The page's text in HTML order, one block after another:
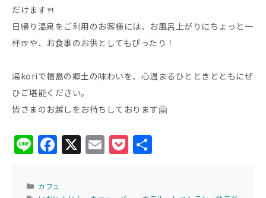
だけます🍴
日帰り温泉をご利用のお客様には、お風呂上がりにちょっと一
杯🍺や、お食事のお供としてもぴったり！
湯koriで福島の郷土の味わいを、心温まるひとときとともにぜ
ひご堪能ください。
皆さまのお越しをお待ちしております🤗
Li
n
e
F
a
c
X E
m
P
o
カ
テ
カフェ